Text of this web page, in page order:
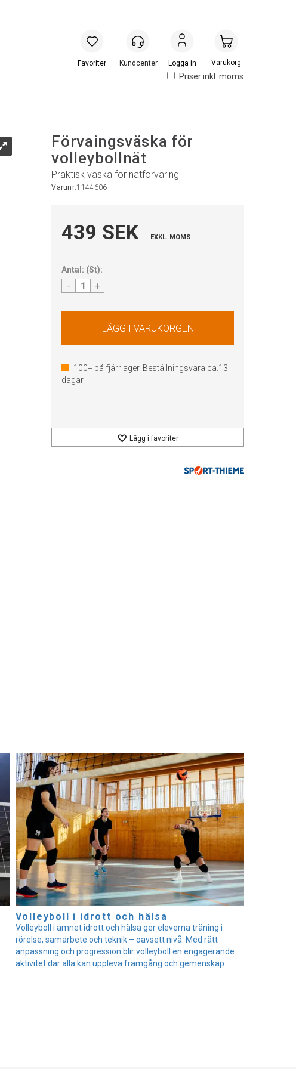
Priser inkl. moms
Logga in Handlevogn
Förvaingsväska för
volleybollnät
Praktisk väska för nätförvaring
Varunr:1144606
439 SEK EXKL. MOMS
Antal: (St):
- +
100+ på fjärrlager. Beställningsvara ca. 13
dagar
Lägg i favoriter
Volleyboll i idrott och hälsa
Volleyboll i ämnet idrott och hälsa ger eleverna träning i
rörelse, samarbete och teknik – oavsett nivå. Med rätt
anpassning och progression blir volleyboll en engagerande
aktivitet där alla kan uppleva framgång och gemenskap.